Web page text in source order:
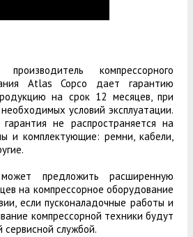
компрессорного
Atlas Copco дает гарантию
на срок 12 месяцев, при
условий эксплуатации.
не распространяется на
и комплектующие: ремни, кабели,
предложить расширенную
на компрессорное оборудование
если пусконаладочные работы и
компрессорной техники будут
службой.